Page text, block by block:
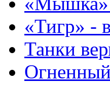
«Тигр» -
Танки